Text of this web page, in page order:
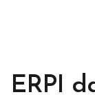
ERPI